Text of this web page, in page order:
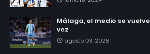
Málaga, el medio se
vez
agosto 03, 2026